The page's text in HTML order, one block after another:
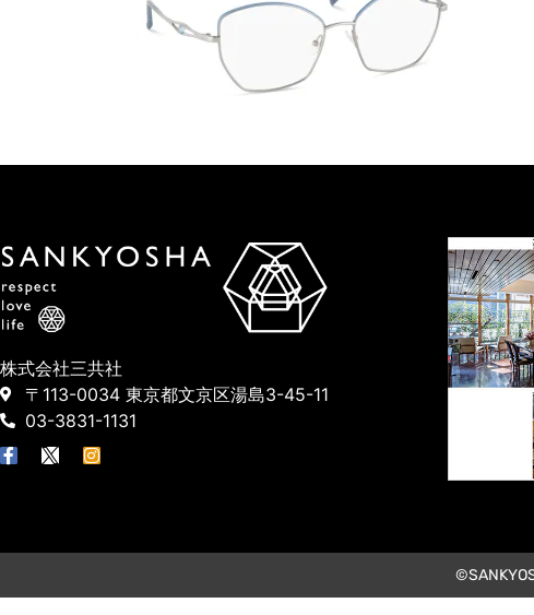
株式会社三共社
〒113-0034 東京都文京区湯島3-45-11
03-3831-1131